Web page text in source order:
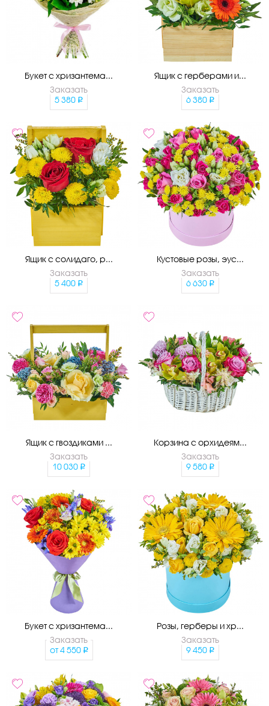
Букет с хризантема...
Заказать
5 380
Ящик с герберами и...
Заказать
6 380
Ящик с солидаго, р...
Заказать
5 400
Кустовые розы, эус...
Заказать
6 630
Ящик с гвоздиками ...
Заказать
10 030
Корзина с орхидеям...
Заказать
9 580
Букет с хризантема...
Заказать
от 4 550
Розы, герберы и хр...
Заказать
9 450